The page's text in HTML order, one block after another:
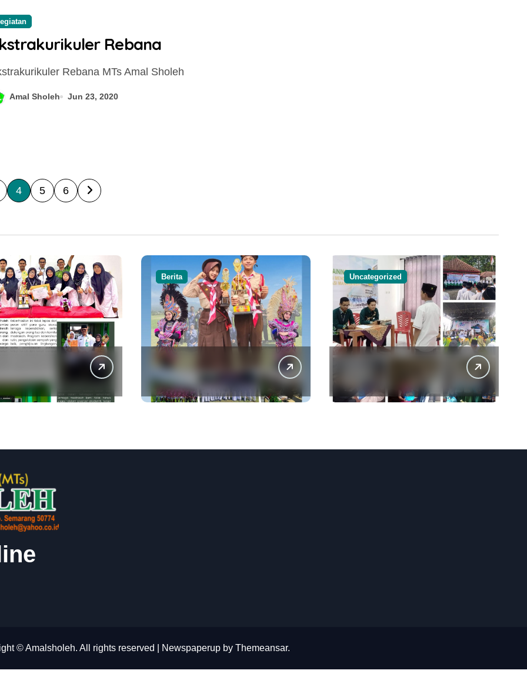
Rebana
Rebana MTs Amal Sholeh
Amal Sholeh Jun 23, 2020
4 5 6
Berita Uncategorized
© Amalsholeh. All rights reserved Newspaperup by Themeansar.